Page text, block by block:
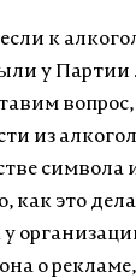
к
у
из
символа
как это
о